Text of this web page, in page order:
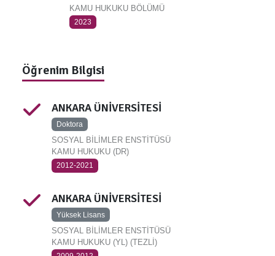
KAMU HUKUKU BÖLÜMÜ
2023
Öğrenim Bilgisi
ANKARA ÜNİVERSİTESİ
Doktora
SOSYAL BİLİMLER ENSTİTÜSÜ
KAMU HUKUKU (DR)
2012-2021
ANKARA ÜNİVERSİTESİ
Yüksek Lisans
SOSYAL BİLİMLER ENSTİTÜSÜ
KAMU HUKUKU (YL) (TEZLİ)